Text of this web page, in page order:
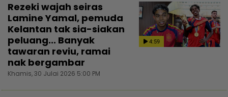
4:59
Rezeki wajah seiras
Lamine Yamal, pemuda
Kelantan tak sia-siakan
peluang... Banyak
tawaran reviu, ramai
nak bergambar
Khamis, 30 Julai 2026 5:00 PM